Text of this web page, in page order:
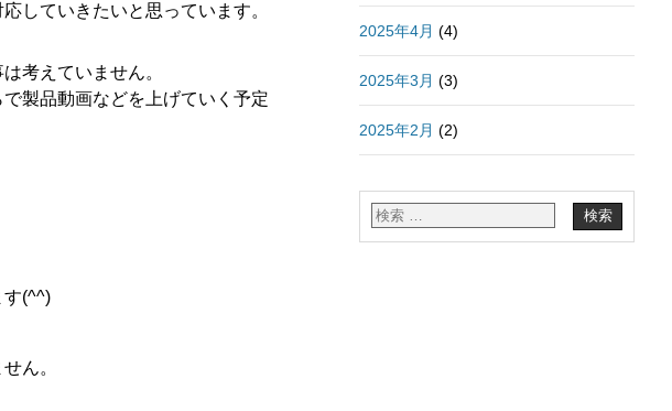
していきたいと思っています。
考えていません。
製品動画などを上げていく予定
す(^^)
ん。
2025年4月 (4)
2025年3月 (3)
2025年2月 (2)